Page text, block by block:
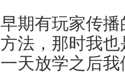
早期有玩家传
方法，那时我
一天放学之后